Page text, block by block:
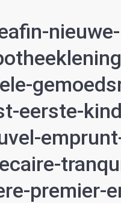
nieuwe-
eerste-
premier-